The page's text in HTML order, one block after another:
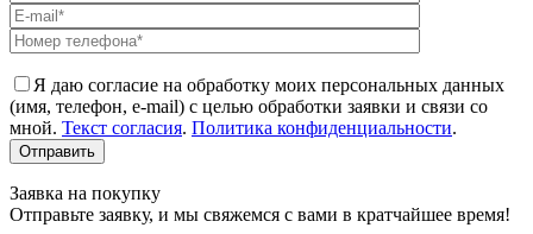
Я даю согласие на обработку моих персональных данных
(имя, телефон, e-mail) с целью обработки заявки и связи со
мной. Текст согласия. Политика конфиденциальности.
Заявка на покупку
Отправьте заявку, и мы свяжемся с вами в кратчайшее время!